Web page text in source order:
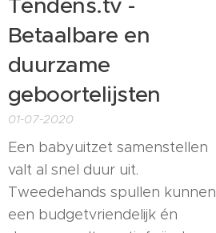
Tendens.tv -
Betaalbare en
duurzame
geboortelijsten
01-07-2020
Een babyuitzet samenstellen
valt al snel duur uit.
Tweedehands spullen kunnen
een budgetvriendelijk én